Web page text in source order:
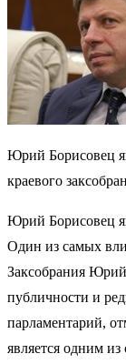
Юрий Борисовец
краевого
Юрий Борисовец
Один из самых
Заксобрания Юрий
публичности и
парламентарий,
является одним